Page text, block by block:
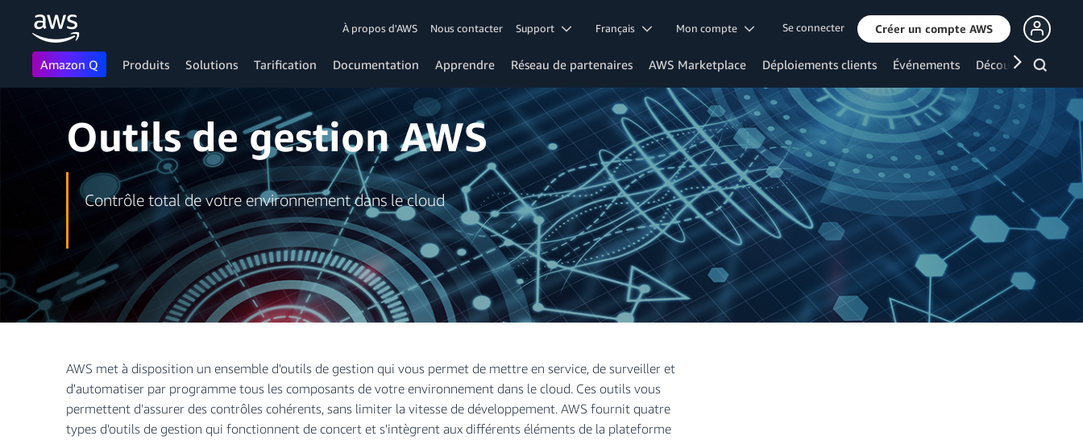
À propos d'AWS Nous contacter Support Français Mon compte Se connecter Créer un compte AWS
Amazon Q Produits Solutions Tarification Documentation Apprendre Réseau de partenaires AWS Marketplace Déploiements clients Événements Découvrir
Outils de gestion AWS
Contrôle total de votre environnement dans le cloud
AWS met à disposition un ensemble d'outils de gestion qui vous permet de mettre en service, de surveiller et
d'automatiser par programme tous les composants de votre environnement dans le cloud. Ces outils vous
permettent d'assurer des contrôles cohérents, sans limiter la vitesse de développement. AWS fournit quatre
types d'outils de gestion qui fonctionnent de concert et s'intègrent aux différents éléments de la plateforme